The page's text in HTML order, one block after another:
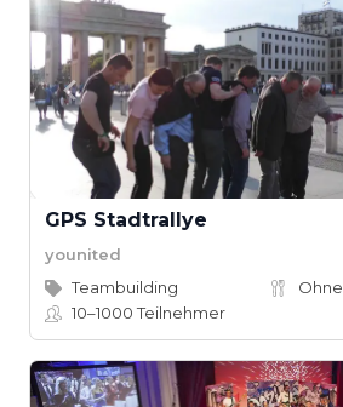
GPS Stadtrallye
younited
Teambuilding
Ohne
10–1000Teilnehmer